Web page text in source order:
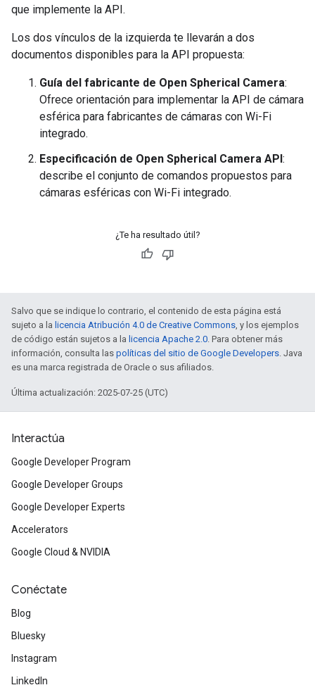
que implemente la API.
Los dos vínculos de la izquierda te llevarán a dos
documentos disponibles para la API propuesta:
Guía del fabricante de Open Spherical Camera:
Ofrece orientación para implementar la API de cámara
esférica para fabricantes de cámaras con Wi-Fi
integrado.
Especificación de Open Spherical Camera API:
describe el conjunto de comandos propuestos para
cámaras esféricas con Wi-Fi integrado.
¿Te ha resultado útil?
Salvo que se indique lo contrario, el contenido de esta página está
sujeto a la licencia Atribución 4.0 de Creative Commons, y los ejemplos
de código están sujetos a la licencia Apache 2.0. Para obtener más
información, consulta las políticas del sitio de Google Developers. Java
es una marca registrada de Oracle o sus afiliados.
Última actualización: 2025-07-25 (UTC)
Interactúa
Google Developer Program
Google Developer Groups
Google Developer Experts
Accelerators
Google Cloud & NVIDIA
Conéctate
Blog
Bluesky
Instagram
LinkedIn